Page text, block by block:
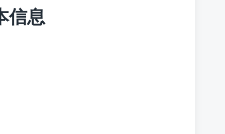
信息